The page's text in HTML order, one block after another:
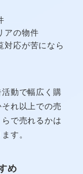
アの物件
対応が苦になら
動で幅広く購
れ以上での売
で売れるかは
す。
め